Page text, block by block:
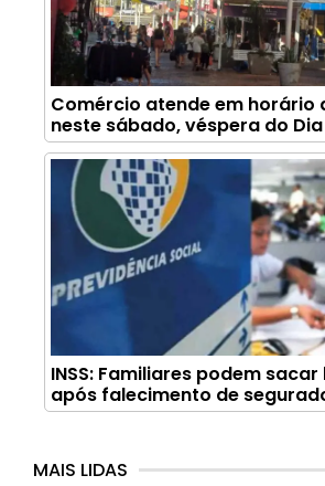
Comércio atende em horário
neste sábado, véspera do
INSS: Familiares podem
após falecimento de
MAIS LIDAS